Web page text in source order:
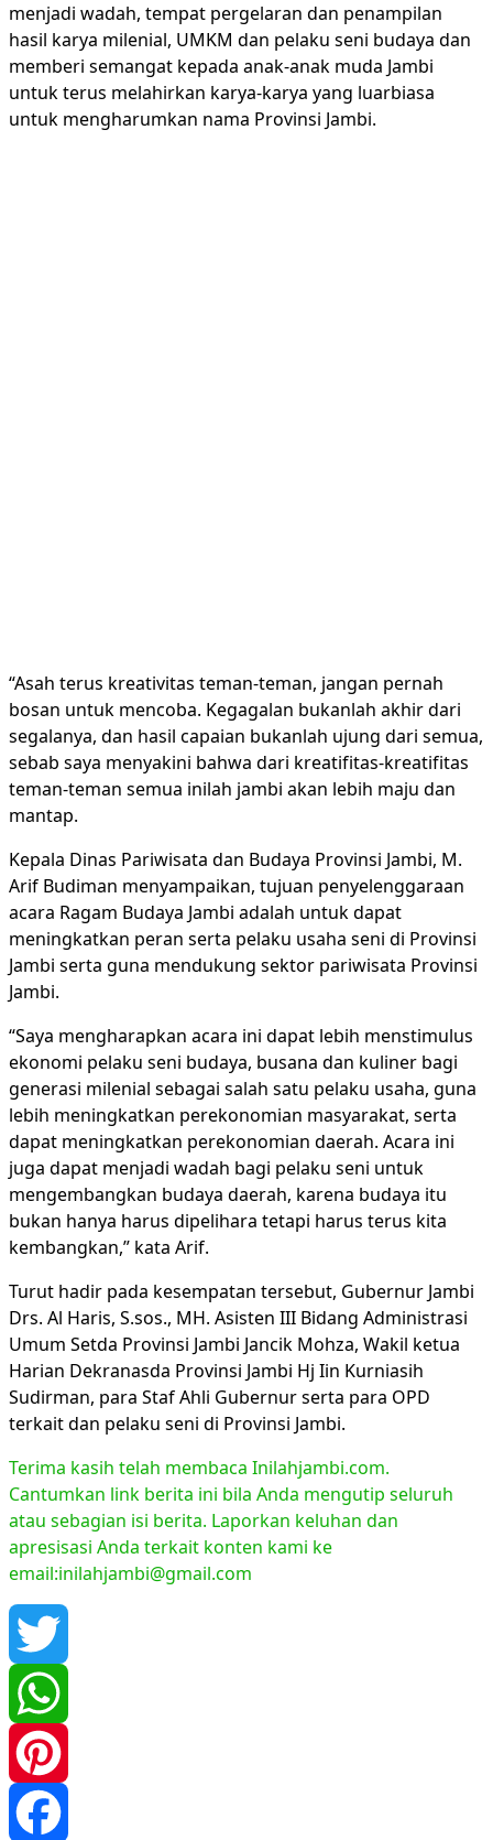
menjadi wadah, tempat pergelaran dan penampilan
hasil karya milenial, UMKM dan pelaku seni budaya dan
memberi semangat kepada anak-anak muda Jambi
untuk terus melahirkan karya-karya yang luarbiasa
untuk mengharumkan nama Provinsi Jambi.
“Asah terus kreativitas teman-teman, jangan pernah
bosan untuk mencoba. Kegagalan bukanlah akhir dari
segalanya, dan hasil capaian bukanlah ujung dari semua,
sebab saya menyakini bahwa dari kreatifitas-kreatifitas
teman-teman semua inilah jambi akan lebih maju dan
mantap.
Kepala Dinas Pariwisata dan Budaya Provinsi Jambi, M.
Arif Budiman menyampaikan, tujuan penyelenggaraan
acara Ragam Budaya Jambi adalah untuk dapat
meningkatkan peran serta pelaku usaha seni di Provinsi
Jambi serta guna mendukung sektor pariwisata Provinsi
Jambi.
“Saya mengharapkan acara ini dapat lebih menstimulus
ekonomi pelaku seni budaya, busana dan kuliner bagi
generasi milenial sebagai salah satu pelaku usaha, guna
lebih meningkatkan perekonomian masyarakat, serta
dapat meningkatkan perekonomian daerah. Acara ini
juga dapat menjadi wadah bagi pelaku seni untuk
mengembangkan budaya daerah, karena budaya itu
bukan hanya harus dipelihara tetapi harus terus kita
kembangkan,” kata Arif.
Turut hadir pada kesempatan tersebut, Gubernur Jambi
Drs. Al Haris, S.sos., MH. Asisten III Bidang Administrasi
Umum Setda Provinsi Jambi Jancik Mohza, Wakil ketua
Harian Dekranasda Provinsi Jambi Hj Iin Kurniasih
Sudirman, para Staf Ahli Gubernur serta para OPD
terkait dan pelaku seni di Provinsi Jambi.
Terima kasih telah membaca Inilahjambi.com.
Cantumkan link berita ini bila Anda mengutip seluruh
atau sebagian isi berita. Laporkan keluhan dan
apresisasi Anda terkait konten kami ke
email:inilahjambi@gmail.com
Twitter
WhatsApp
Pinterest